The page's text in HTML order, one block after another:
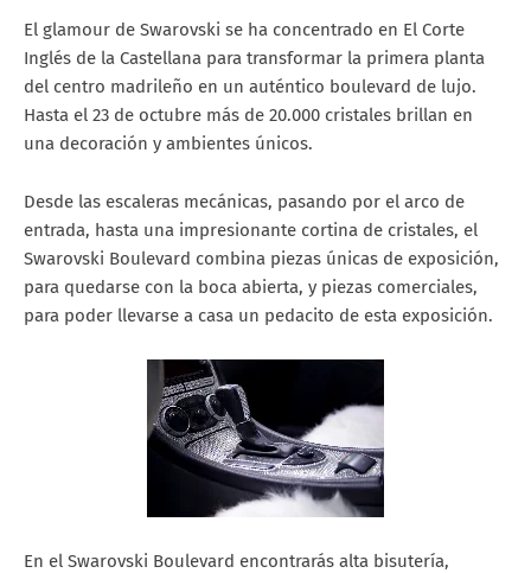
El glamour de Swarovski se ha concentrado en El Corte
Inglés de la Castellana para transformar la primera planta
del centro madrileño en un auténtico boulevard de lujo.
Hasta el 23 de octubre más de 20.000 cristales brillan en
una decoración y ambientes únicos.
Desde las escaleras mecánicas, pasando por el arco de
entrada, hasta una impresionante cortina de cristales, el
Swarovski Boulevard combina piezas únicas de exposición,
para quedarse con la boca abierta, y piezas comerciales,
para poder llevarse a casa un pedacito de esta exposición.
En el Swarovski Boulevard encontrarás alta bisutería,